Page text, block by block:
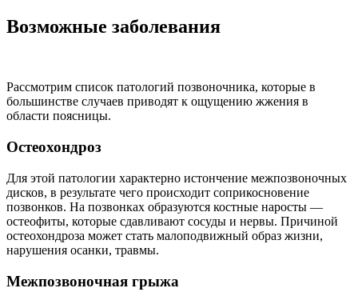
Возможные заболевания
Рассмотрим список патологий позвоночника, которые в
большинстве случаев приводят к ощущению жжения в
области поясницы.
Остеохондроз
Для этой патологии характерно истончение межпозвоночных
дисков, в результате чего происходит соприкосновение
позвонков. На позвонках образуются костные наросты —
остеофиты, которые сдавливают сосуды и нервы. Причиной
остеохондроза может стать малоподвижный образ жизни,
нарушения осанки, травмы.
Межпозвоночная грыжа